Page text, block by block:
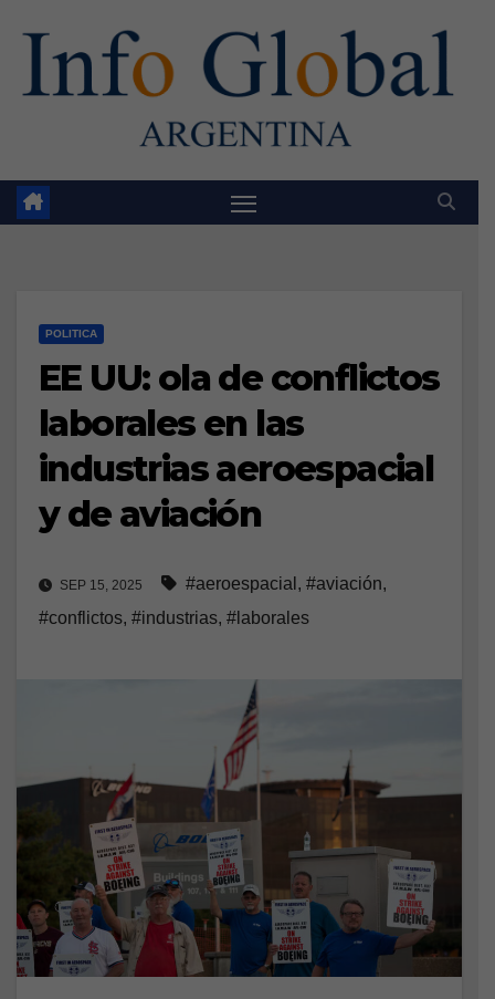
POLITICA
EE UU: ola de conflictos
laborales en las
industrias aeroespacial
y de aviación
SEP 15, 2025 #aeroespacial , #aviación,
#conflictos, #industrias, #laborales